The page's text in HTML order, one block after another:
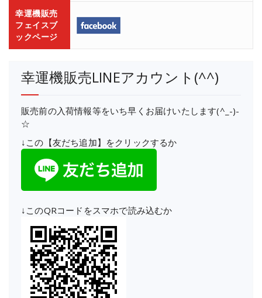
幸運機販売
フェイスブ
ックページ
幸運機販売LINEアカウント(^^)
販売前の入荷情報等をいち早くお届けいたします(^_-)-
☆
↓この【友だち追加】をクリックするか
↓このQRコードをスマホで読み込むか